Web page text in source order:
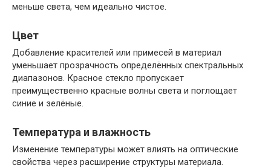
меньше света, чем идеально чистое.
Цвет
Добавление красителей или примесей в материал
уменьшает прозрачность определённых спектральных
диапазонов. Красное стекло пропускает
преимущественно красные волны света и поглощает
синие и зелёные.
Температура и влажность
Изменение температуры может влиять на оптические
свойства через расширение структуры материала.